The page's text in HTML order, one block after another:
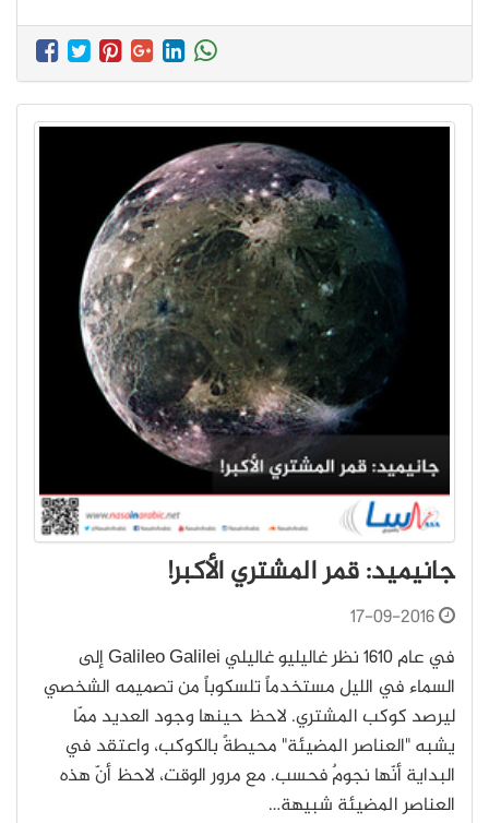
جانيميد: قمر المشتري الأكبر!
17-09-2016
في عام 1610 نظر غاليليو غاليلي Galileo Galilei إلى
السماء في الليل مستخدماً تلسكوباً من تصميمه الشخصي
ليرصد كوكب المشتري. لاحظ حينها وجود العديد ممّا
يشبه "العناصر المضيئة" محيطةً بالكوكب، واعتقد في
البداية أنّها نجومٌ فحسب. مع مرور الوقت، لاحظ أنّ هذه
العناصر المضيئة شبيهة…